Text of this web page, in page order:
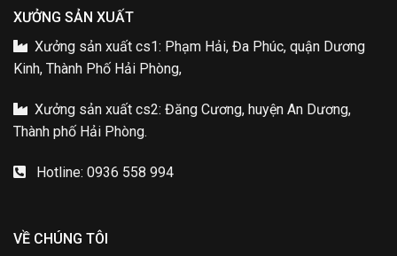
XƯỞNG SẢN XUẤT
Xưởng sản xuất cs1: Phạm Hải, Đa Phúc, quận Dương
Kinh, Thành Phố Hải Phòng,
Xưởng sản xuất cs2: Đăng Cương, huyện An Dương,
Thành phố Hải Phòng.
Hotline: 0936 558 994
VỀ CHÚNG TÔI